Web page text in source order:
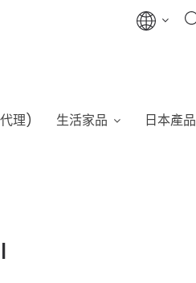
理) 生活家品 日本產品